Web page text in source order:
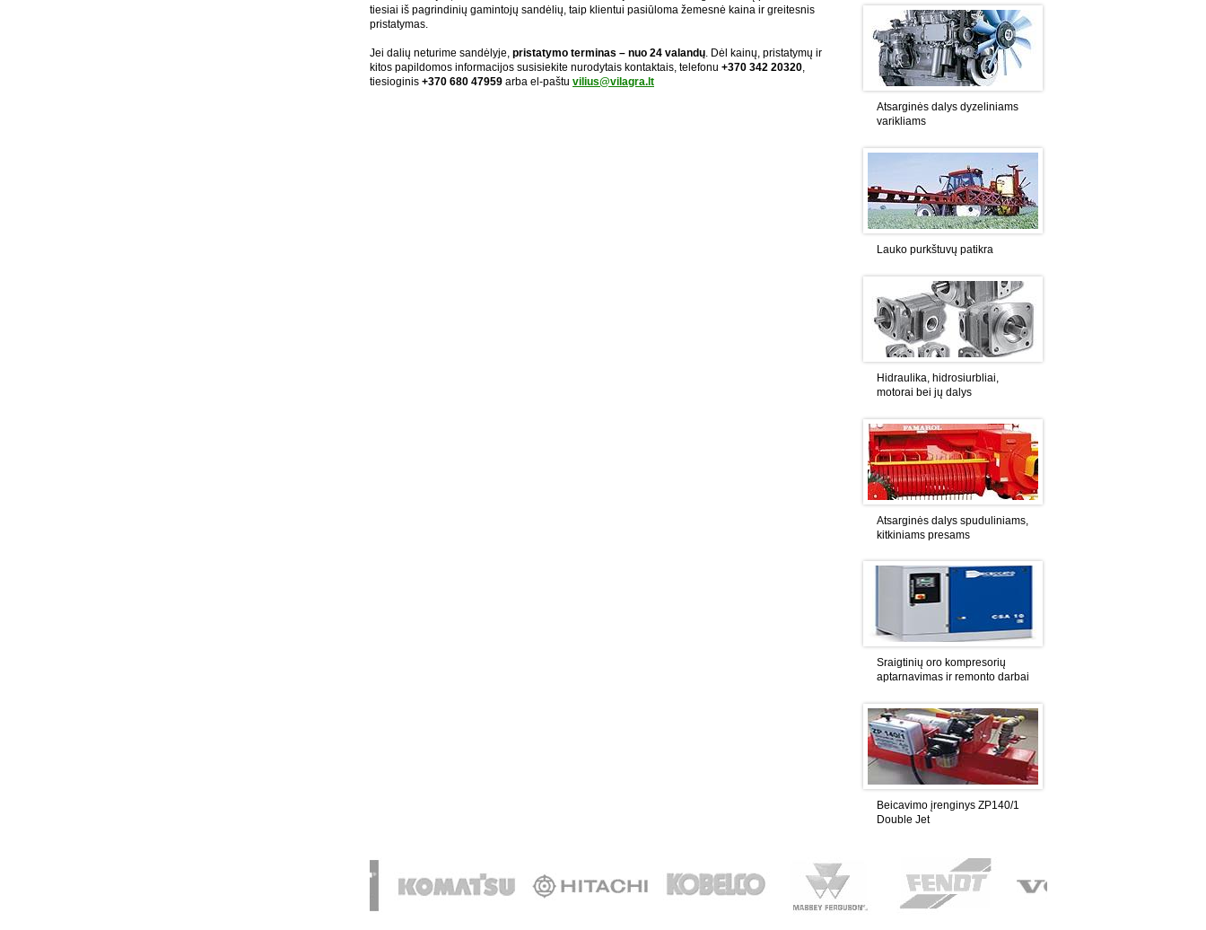
tiesiai iš pagrindinių gamintojų sandėlių, taip klientui pasiūloma žemesnė kaina ir greitesnis
pristatymas.
Jei dalių neturime sandėlyje, pristatymo terminas – nuo 24 valandų. Dėl kainų, pristatymų ir
kitos papildomos informacijos susisiekite nurodytais kontaktais, telefonu +370 342 20320,
tiesioginis +370 680 47959 arba el-paštu vilius@vilagra.lt
Atsarginės dalys dyzeliniams
varikliams
Lauko purkštuvų patikra
Hidraulika, hidrosiurbliai,
motorai bei jų dalys
Atsarginės dalys spuduliniams,
kitkiniams presams
Sraigtinių oro kompresorių
aptarnavimas ir remonto darbai
Beicavimo įrenginys ZP140/1
Double Jet